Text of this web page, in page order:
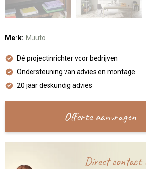
Merk: Muuto
Dé projectinrichter voor bedrijven
Ondersteuning van advies en montage
20 jaar deskundig advies
Offerte aanvragen
Direct contact